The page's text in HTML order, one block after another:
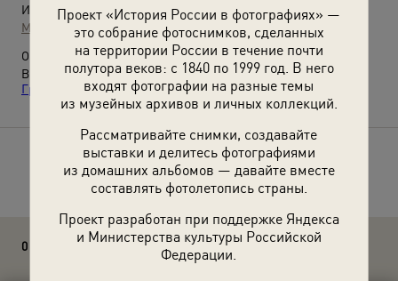
Проект «История России в фотографиях» —
это собрание фотоснимков, сделанных
на территории России в течение почти
полутора веков: с 1840 по 1999 год. В него
входят фотографии на разные темы
из музейных архивов и личных коллекций.
Рассматривайте снимки, создавайте
выставки и делитесь фотографиями
из домашних альбомов — давайте вместе
составлять фотолетопись страны.
Проект разработан при поддержке Яндекса
и Министерства культуры Российской
Федерации.
Источники:
МАММ / МДФ
О фотографии:
Выставка«Жертва ню. Эротические снимки Александра
Гринберга»с этой фотографией.
Расскажите друзьям об этом фото
0 комментариев